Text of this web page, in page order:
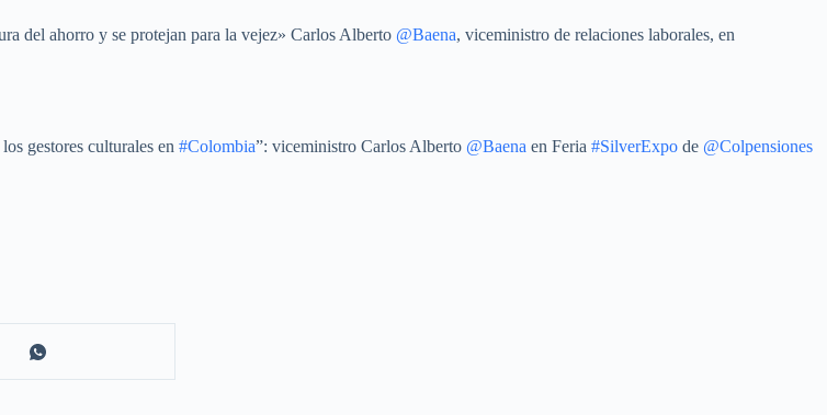
del ahorro y se protejan para la vejez» Carlos Alberto @Baena, viceministro de relaciones laborales, en
gestores culturales en #Colombia”: viceministro Carlos Alberto @Baena en Feria #SilverExpo de @Colpensiones